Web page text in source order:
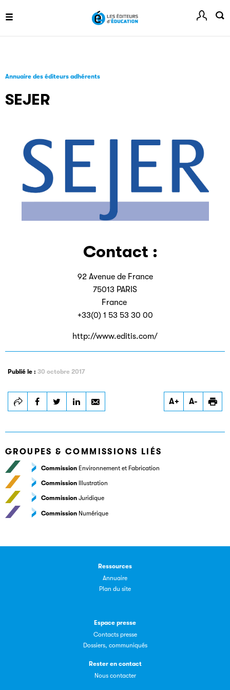
Annuaire des éditeurs adhérents
SEJER
Contact :
92 Avenue de France
75013 PARIS
France
+33(0) 1 53 53 30 00
http://www.editis.com/
Publié le : 30 octobre 2017
A+ A-
GROUPES & COMMISSIONS LIÉS
Commission Environnement et Fabrication
Commission Illustration
Commission Juridique
Commission Numérique
Ressources
Annuaire
Plan du site
Espace presse
Contacts presse
Dossiers, communiqués
Rester en contact
Nous contacter
Clic.EDIt, pour faciliter les échanges informatisés entre
Les petits champions de la lecture
Le jeu de lecture à voix haute gratuit et ouvert à tous les
enfants de CM1 et de CM2.
Partenaire
ouvrages grâce à Filéas.